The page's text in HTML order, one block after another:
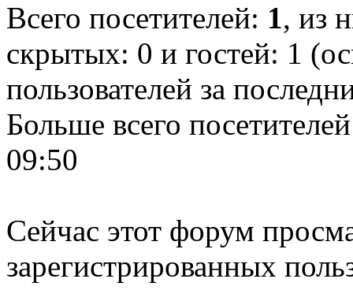
Всего посетителей: 1, из
скрытых: 0 и гостей: 1
пользователей за
Больше всего
09:50
Сейчас этот форум
зарегистрированных